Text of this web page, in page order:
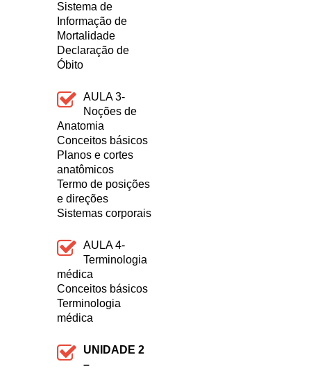
Sistema de
Informação de
Mortalidade
Declaração de
Óbito
AULA 3-
Noções de
Anatomia
Conceitos básicos
Planos e cortes
anatômicos
Termo de posições
e direções
Sistemas corporais
AULA 4-
Terminologia
médica
Conceitos básicos
Terminologia
médica
UNIDADE 2
–